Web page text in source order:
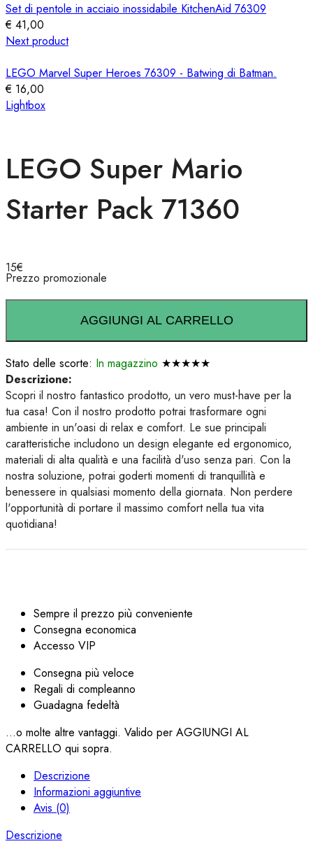
Set di pentole in acciaio inossidabile KitchenAid 76309
€ 41,00
Next product
LEGO Marvel Super Heroes 76309 - Batwing di Batman.
€ 16,00
Lightbox
LEGO Super Mario
Starter Pack 71360
15€
Prezzo promozionale
AGGIUNGI AL CARRELLO
Stato delle scorte: In magazzino ★★★★★
Descrizione:
Scopri il nostro fantastico prodotto, un vero must-have per la
tua casa! Con il nostro prodotto potrai trasformare ogni
ambiente in un'oasi di relax e comfort. Le sue principali
caratteristiche includono un design elegante ed ergonomico,
materiali di alta qualità e una facilità d'uso senza pari. Con la
nostra soluzione, potrai goderti momenti di tranquillità e
benessere in qualsiasi momento della giornata. Non perdere
l'opportunità di portare il massimo comfort nella tua vita
quotidiana!
Sempre il prezzo più conveniente
Consegna economica
Accesso VIP
Consegna più veloce
Regali di compleanno
Guadagna fedeltà
...o molte altre vantaggi. Valido per AGGIUNGI AL
CARRELLO qui sopra.
Descrizione
Informazioni aggiuntive
Avis (0)
Descrizione